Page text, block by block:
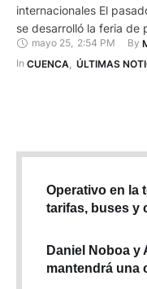
internacionales El
se desarrolló la feria de
expositores
articulación con el GAD
mayo 25, 2:54 PM By
In CUENCA ÚLTIMAS
Operativo en la
tarifas, buses y
Daniel Noboa y
mantendrá una